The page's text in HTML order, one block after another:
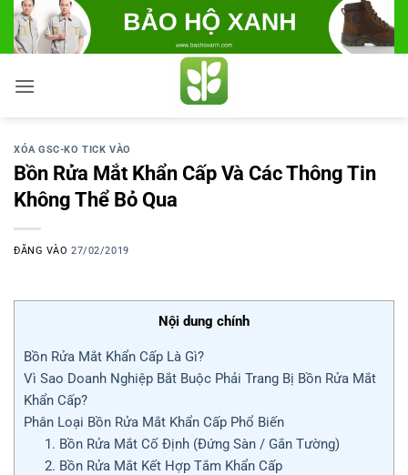
Bỏ
qua
nội
dung
XÓA GSC-KO TICK VÀO
Bồn Rửa Mắt Khẩn Cấp Và Các Thông Tin
Không Thể Bỏ Qua
ĐĂNG VÀO27/02/2019
Nội dung chính
Bồn Rửa Mắt Khẩn Cấp Là Gì?
Vì Sao Doanh Nghiệp Bắt Buộc Phải Trang Bị Bồn Rửa Mắt
Khẩn Cấp?
Phân Loại Bồn Rửa Mắt Khẩn Cấp Phổ Biến
1. Bồn Rửa Mắt Cố Định (Đứng Sàn / Gắn Tường)
2. Bồn Rửa Mắt Kết Hợp Tắm Khẩn Cấp